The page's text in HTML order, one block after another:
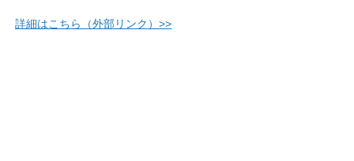
詳細はこちら（外部リンク）>>